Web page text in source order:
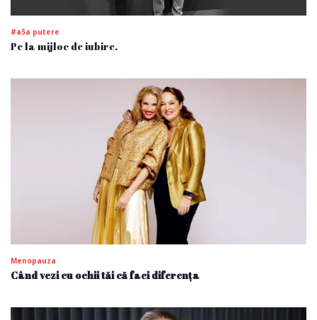
#a5a putere
Pe la mijloc de iubire.
Menopauza
Când vezi cu ochii tăi că faci diferența